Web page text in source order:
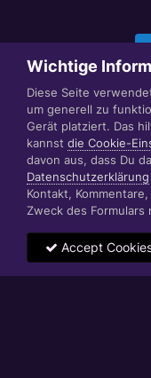
© 1999 - 2022
Wichtige
Diese Seite
um generell zu
Gerät platziert. Das
kannst die Cookie-
davon aus, dass Du
Datenschutzerklärung
Kontakt,
Zweck des
Accept